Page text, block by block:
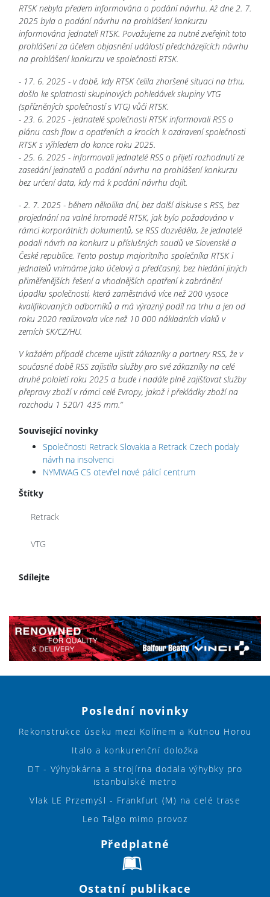
RTSK nebyla předem informována o podání návrhu. Až dne 2. 7.
2025 byla o podání návrhu na prohlášení konkurzu
informována jednateli RTSK. Považujeme za nutné zveřejnit toto
prohlášení za účelem objasnění událostí předcházejících návrhu
na prohlášení konkurzu ve společnosti RTSK.
- 17. 6. 2025 - v době, kdy RTSK čelila zhoršené situaci na trhu,
došlo ke splatnosti skupinových pohledávek skupiny VTG
(spřízněných společností s VTG) vůči RTSK.
- 23. 6. 2025 - jednatelé společnosti RTSK informovali RSS o
plánu cash flow a opatřeních a krocích k ozdravení společnosti
RTSK s výhledem do konce roku 2025.
- 25. 6. 2025 - informovali jednatelé RSS o přijetí rozhodnutí ze
zasedání jednatelů o podání návrhu na prohlášení konkurzu
bez určení data, kdy má k podání návrhu dojít.
- 2. 7. 2025 - během několika dní, bez další diskuse s RSS, bez
projednání na valné hromadě RTSK, jak bylo požadováno v
rámci korporátních dokumentů, se RSS dozvěděla, že jednatelé
podali návrh na konkurz u příslušných soudů ve Slovenské a
České republice. Tento postup majoritního společníka RTSK i
jednatelů vnímáme jako účelový a předčasný, bez hledání jiných
přiměřenějších řešení a vhodnějších opatření k zabránění
úpadku společnosti, která zaměstnává více než 200 vysoce
kvalifikovaných odborníků a má výrazný podíl na trhu a jen od
roku 2020 realizovala více než 10 000 nákladních vlaků v
zemích SK/CZ/HU.
V každém případě chceme ujistit zákazníky a partnery RSS, že v
současné době RSS zajistila služby pro své zákazníky na celé
druhé pololetí roku 2025 a bude i nadále plně zajišťovat služby
přepravy zboží v rámci celé Evropy, jakož i překládky zboží na
rozchodu 1 520/1 435 mm.“
Související novinky
Společnosti Retrack Slovakia a Retrack Czech podaly
návrh na insolvenci
NYMWAG CS otevřel nové pálicí centrum
Štítky
Retrack
VTG
Sdílejte
Poslední novinky
Rekonstrukce úseku mezi Kolínem a Kutnou Horou
Italo a konkurenční doložka
DT - Výhybkárna a strojírna dodala výhybky pro
istanbulské metro
Vlak LE Przemyśl - Frankfurt (M) na celé trase
Leo Talgo mimo provoz
Předplatné
Ostatní publikace